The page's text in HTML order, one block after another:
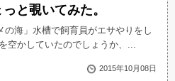
と覗いてみた。
の海」水槽で飼育員がエサやりをし
空かしていたのでしょうか、...
2015年10月08日